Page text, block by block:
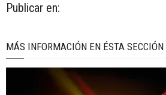
Publicar en:
MÁS INFORMACIÓN EN ÉSTA SECCIÓN